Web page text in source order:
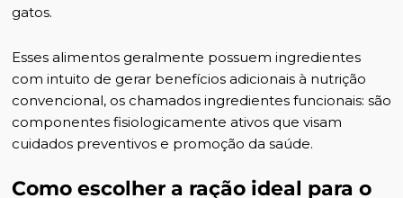
gatos.
Esses alimentos geralmente possuem ingredientes
com intuito de gerar benefícios adicionais à nutrição
convencional, os chamados ingredientes funcionais: são
componentes fisiologicamente ativos que visam
cuidados preventivos e promoção da saúde.
Como escolher a ração ideal para o